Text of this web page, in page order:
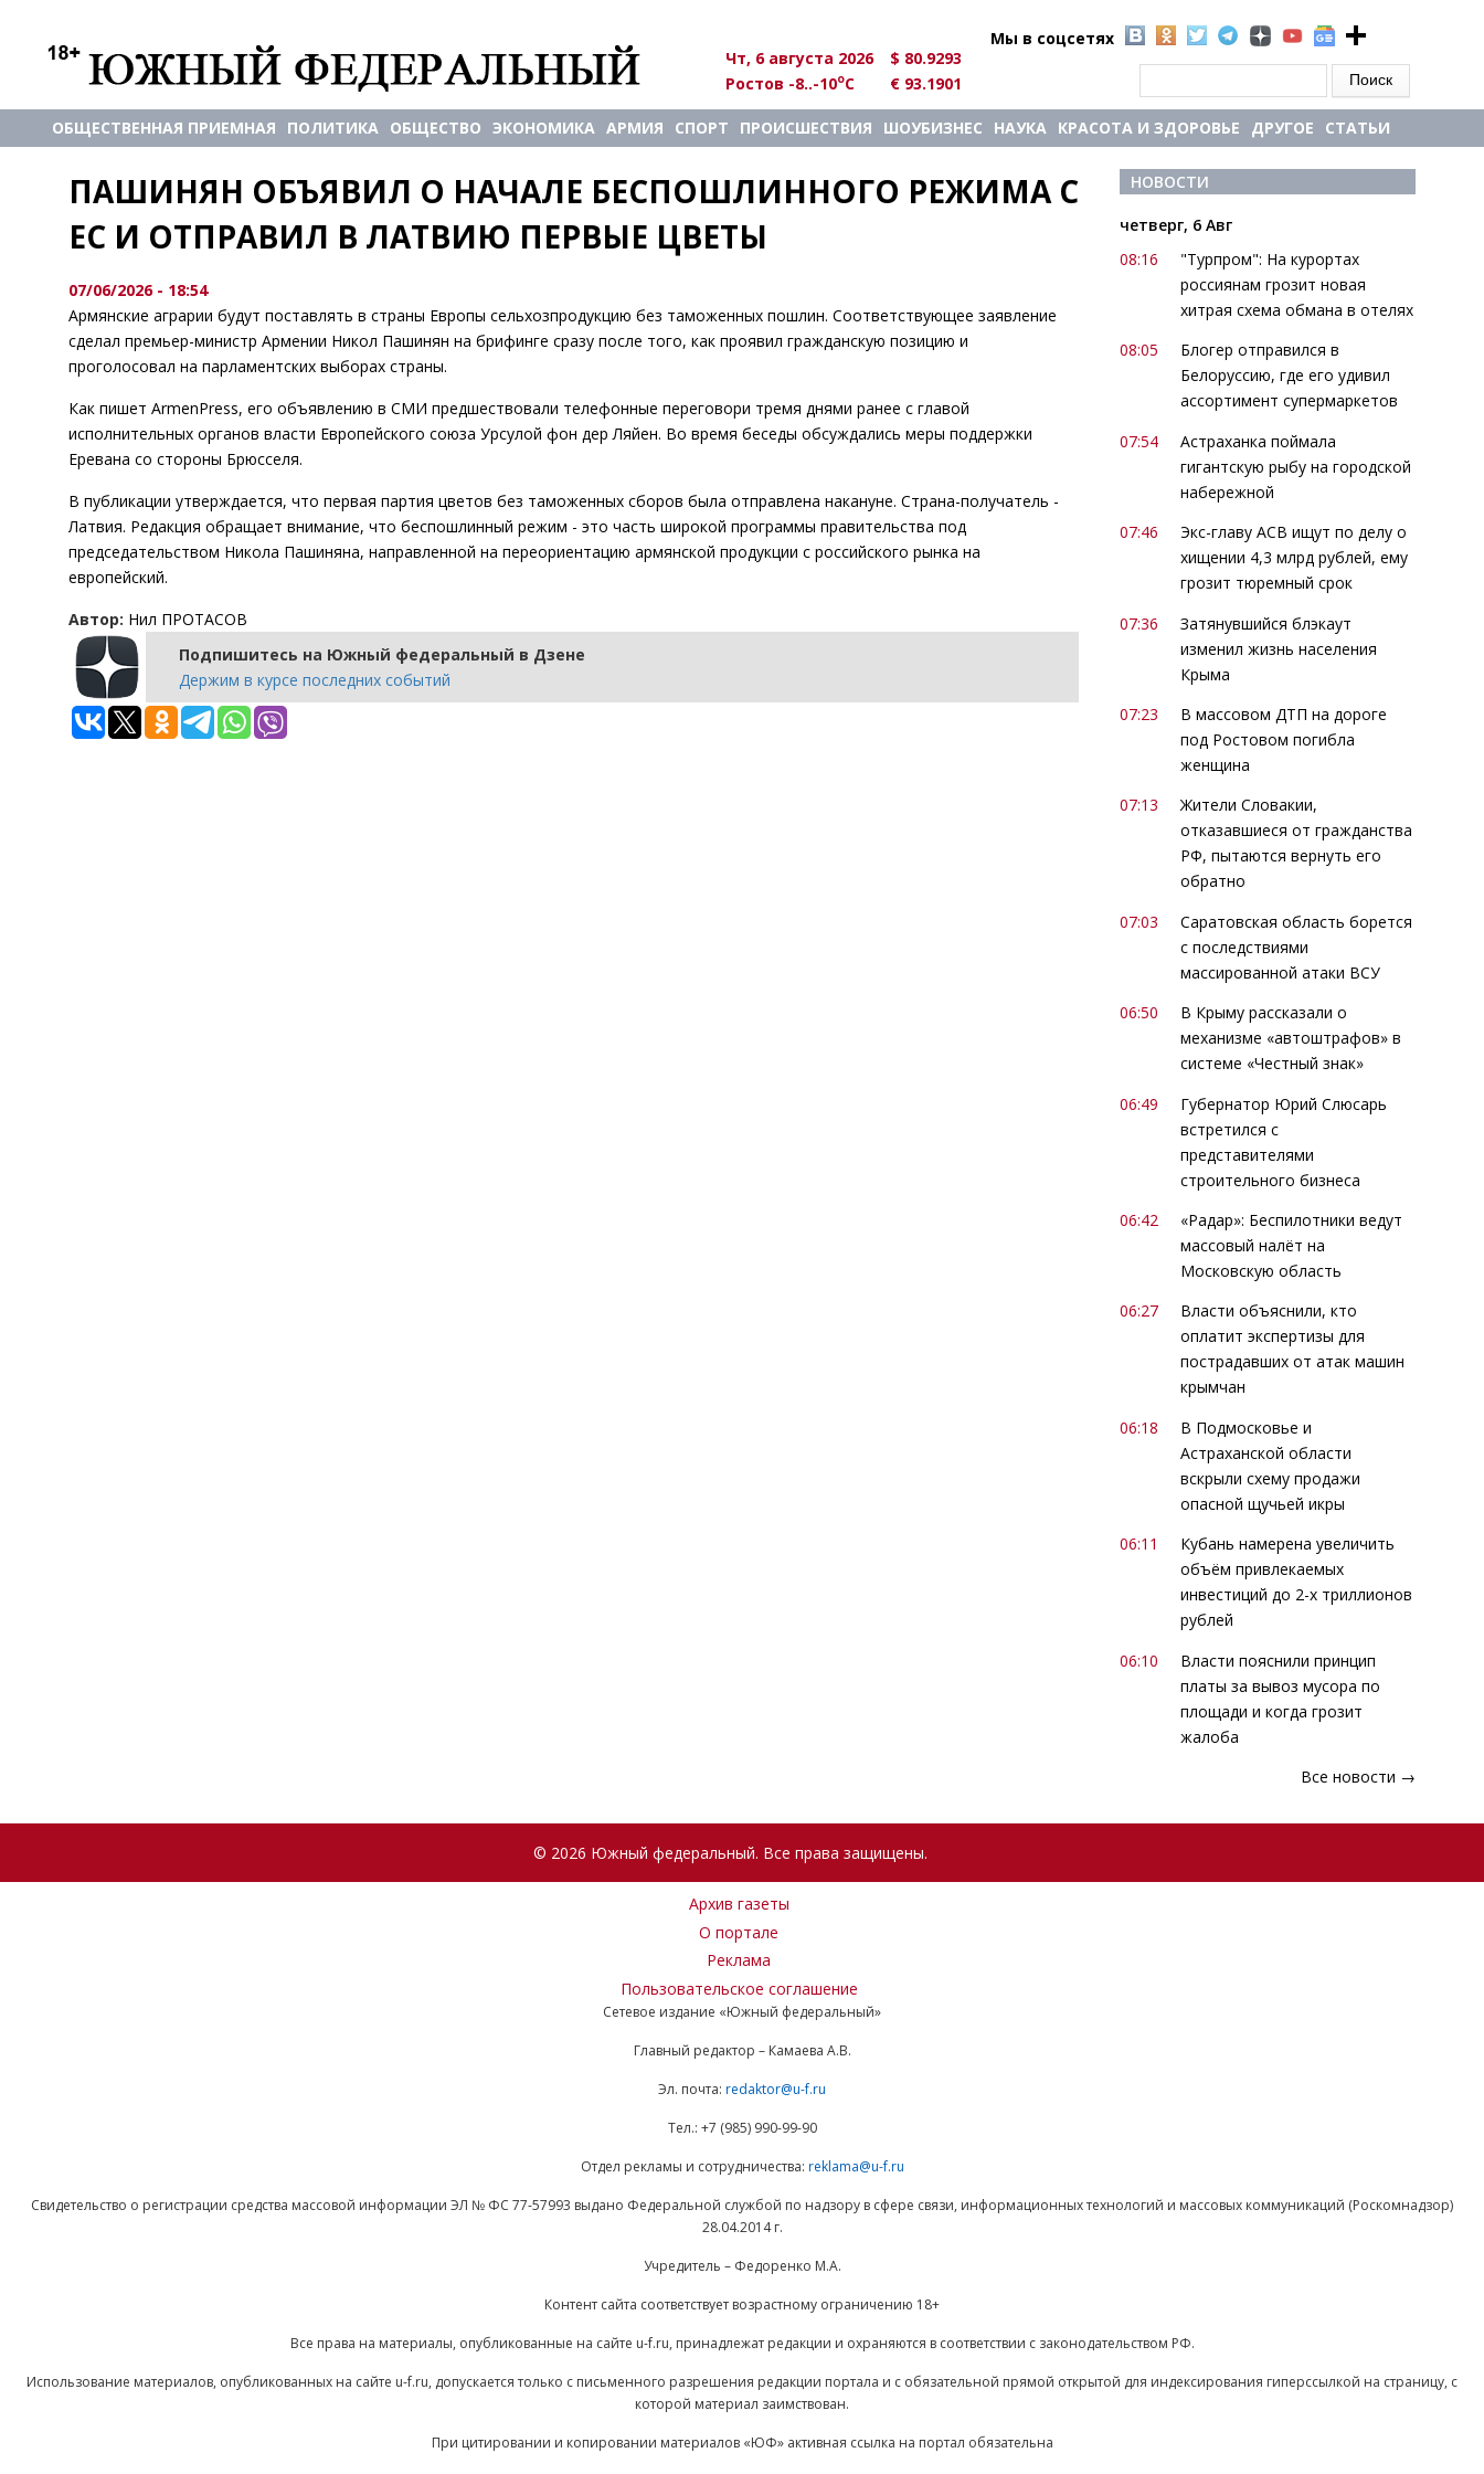
Мы в соцсетях
Чт, 6 августа 2026
$ 80.9293
Ростов -8..-10oC € 93.1901
ОБЩЕСТВЕННАЯ ПРИЕМНАЯ ПОЛИТИКА ОБЩЕСТВО ЭКОНОМИКА АРМИЯ СПОРТ ПРОИСШЕСТВИЯ ШОУБИЗНЕС НАУКА КРАСОТА И ЗДОРОВЬЕ ДРУГОЕ СТАТЬИ
ПАШИНЯН ОБЪЯВИЛ О НАЧАЛЕ БЕСПОШЛИННОГО РЕЖИМА С
ЕС И ОТПРАВИЛ В ЛАТВИЮ ПЕРВЫЕ ЦВЕТЫ
07/06/2026 - 18:54
Армянские аграрии будут поставлять в страны Европы сельхозпродукцию без таможенных пошлин. Соответствующее заявление
сделал премьер-министр Армении Никол Пашинян на брифинге сразу после того, как проявил гражданскую позицию и
проголосовал на парламентских выборах страны.
Как пишет ArmenPress, его объявлению в СМИ предшествовали телефонные переговори тремя днями ранее с главой
исполнительных органов власти Европейского союза Урсулой фон дер Ляйен. Во время беседы обсуждались меры поддержки
Еревана со стороны Брюсселя.
В публикации утверждается, что первая партия цветов без таможенных сборов была отправлена накануне. Страна-получатель -
Латвия. Редакция обращает внимание, что беспошлинный режим - это часть широкой программы правительства под
председательством Никола Пашиняна, направленной на переориентацию армянской продукции с российского рынка на
европейский.
Автор: Нил ПРОТАСОВ
Подпишитесь на Южный федеральный в Дзене
Держим в курсе последних событий
НОВОСТИ
четверг, 6 Авг
08:16
"Турпром": На курортах
россиянам грозит новая
хитрая схема обмана в отелях
08:05
Блогер отправился в
Белоруссию, где его удивил
ассортимент супермаркетов
07:54
Астраханка поймала
гигантскую рыбу на городской
набережной
07:46
Экс-главу АСВ ищут по делу о
хищении 4,3 млрд рублей, ему
грозит тюремный срок
07:36
Затянувшийся блэкаут
изменил жизнь населения
Крыма
07:23
В массовом ДТП на дороге
под Ростовом погибла
женщина
07:13
Жители Словакии,
отказавшиеся от гражданства
РФ, пытаются вернуть его
обратно
07:03
Саратовская область борется
с последствиями
массированной атаки ВСУ
06:50
В Крыму рассказали о
механизме «автоштрафов» в
системе «Честный знак»
06:49
Губернатор Юрий Слюсарь
встретился с
представителями
строительного бизнеса
06:42
«Радар»: Беспилотники ведут
массовый налёт на
Московскую область
06:27
Власти объяснили, кто
оплатит экспертизы для
пострадавших от атак машин
крымчан
06:18
В Подмосковье и
Астраханской области
вскрыли схему продажи
опасной щучьей икры
06:11
Кубань намерена увеличить
объём привлекаемых
инвестиций до 2-х триллионов
рублей
06:10
Власти пояснили принцип
платы за вывоз мусора по
площади и когда грозит
жалоба
Все новости →
© 2026 Южный федеральный. Все права защищены.
Архив газеты
О портале
Реклама
Пользовательское соглашение
Сетевое издание «Южный федеральный»
Главный редактор – Камаева А.В.
Эл. почта: redaktor@u-f.ru
Тел.: +7 (985) 990-99-90
Отдел рекламы и сотрудничества: reklama@u-f.ru
Свидетельство о регистрации средства массовой информации ЭЛ № ФС 77-57993 выдано Федеральной службой по надзору в сфере связи, информационных технологий и массовых коммуникаций (Роскомнадзор)
28.04.2014 г.
Учредитель – Федоренко М.А.
Контент сайта соответствует возрастному ограничению 18+
Все права на материалы, опубликованные на сайте u-f.ru, принадлежат редакции и охраняются в соответствии с законодательством РФ.
Использование материалов, опубликованных на сайте u-f.ru, допускается только с письменного разрешения редакции портала и с обязательной прямой открытой для индексирования гиперссылкой на страницу, с
которой материал заимствован.
При цитировании и копировании материалов «ЮФ» активная ссылка на портал обязательна